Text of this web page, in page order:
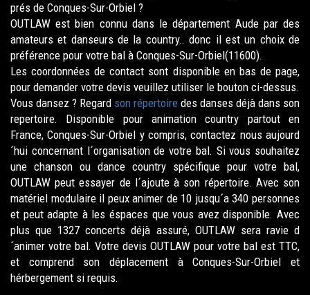
prés de Conques-Sur-Orbiel ?
OUTLAW est bien connu dans le département Aude par des
amateurs et danseurs de la country.. donc il est un choix de
préférence pour votre bal à Conques-Sur-Orbiel(11600).
Les coordonnées de contact sont disponible en bas de page,
pour demander votre devis veuillez utiliser le bouton ci-dessus.
Vous dansez ? Regard son répertoire des danses déjà dans son
repertoire. Disponible pour animation country partout en
France, Conques-Sur-Orbiel y compris, contactez nous aujourd
´hui concernant l´organisation de votre bal. Si vous souhaitez
une chanson ou dance country spécifique pour votre bal,
OUTLAW peut essayer de l´ajoute à son répertoire. Avec son
matériel modulaire il peux animer de 10 jusqu´a 340 personnes
et peut adapte à les éspaces que vous avez disponible. Avec
plus que 1327 concerts déjà assuré, OUTLAW sera ravie d
´animer votre bal. Votre devis OUTLAW pour votre bal est TTC,
et comprend son déplacement à Conques-Sur-Orbiel et
hérbergement si requis.